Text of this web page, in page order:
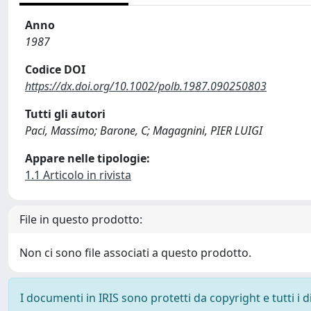
Anno
1987
Codice DOI
https://dx.doi.org/10.1002/polb.1987.090250803
Tutti gli autori
Paci, Massimo; Barone, C; Magagnini, PIER LUIGI
Appare nelle tipologie:
1.1 Articolo in rivista
File in questo prodotto:
Non ci sono file associati a questo prodotto.
I documenti in IRIS sono protetti da copyright e tutti i